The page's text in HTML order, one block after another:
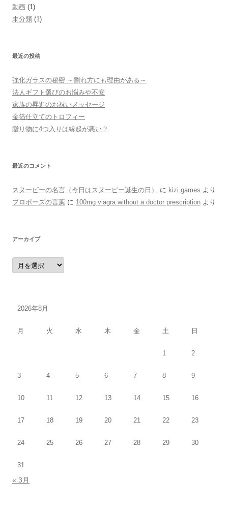
動画 (1)
未分類 (1)
最近の投稿
強化ガラスの秘密 ～割れ方にも理由がある～
法人ギフト選びのお悩みや不安
家族の昇進のお祝いメッセージ
金箔仕立てのトロフィー
贈り物に4つ入りは縁起が悪い？
最近のコメント
スヌーピーの名言（今日はスヌーピー誕生の日） に kizi games より
プロポーズの言葉 に 100mg viagra without a doctor prescription より
アーカイブ
ア
ー
カ
2026年8月
月 火 水 木 金 土 日
1 2
3 4 5 6 7 8 9
10 11 12 13 14 15 16
17 18 19 20 21 22 23
24 25 26 27 28 29 30
31
« 3月